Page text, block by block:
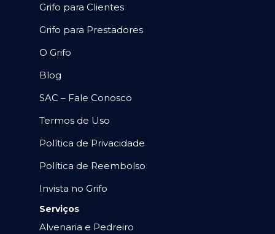
Grifo para Clientes
Grifo para Prestadores
O Grifo
Blog
SAC – Fale Conosco
Termos de Uso
Política de Privacidade
Política de Reembolso
Invista no Grifo
Serviços
Alvenaria e Pedreiro